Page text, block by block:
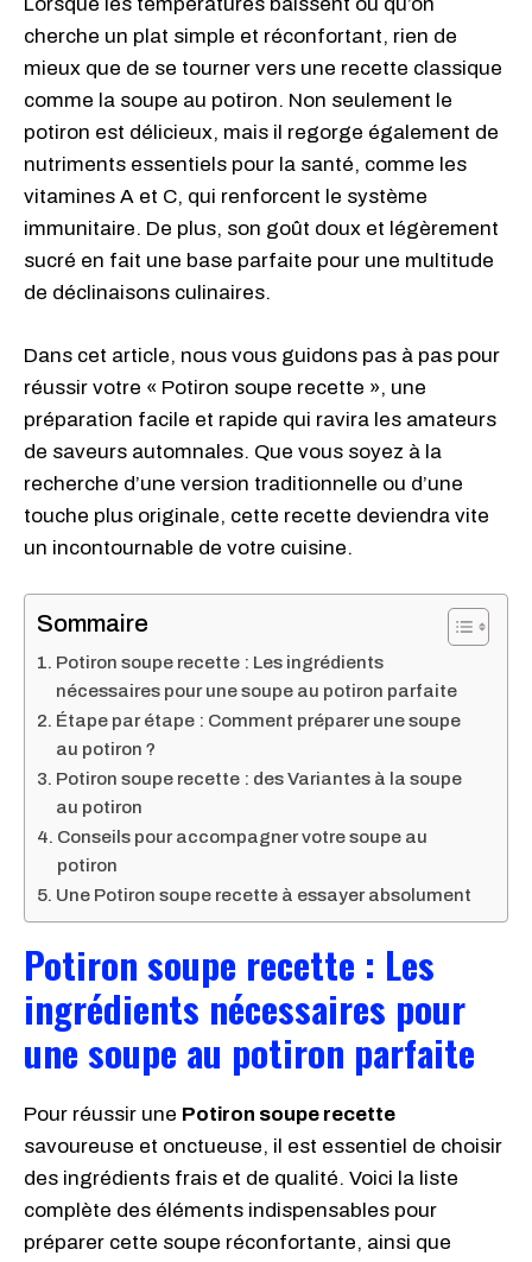
cherche un plat simple et réconfortant, rien de
mieux que de se tourner vers une recette classique
comme la soupe au potiron. Non seulement le
potiron est délicieux, mais il regorge également de
nutriments essentiels pour la santé, comme les
vitamines A et C, qui renforcent le système
immunitaire. De plus, son goût doux et légèrement
sucré en fait une base parfaite pour une multitude
de déclinaisons culinaires.
Dans cet article, nous vous guidons pas à pas pour
réussir votre « Potiron soupe recette », une
préparation facile et rapide qui ravira les amateurs
de saveurs automnales. Que vous soyez à la
recherche d’une version traditionnelle ou d’une
touche plus originale, cette recette deviendra vite
un incontournable de votre cuisine.
Sommaire
Potiron soupe recette : Les ingrédients
nécessaires pour une soupe au potiron parfaite
Étape par étape : Comment préparer une soupe
au potiron ?
Potiron soupe recette : des Variantes à la soupe
au potiron
Conseils pour accompagner votre soupe au
potiron
Une Potiron soupe recette à essayer absolument
Potiron soupe recette : Les
ingrédients nécessaires pour
une soupe au potiron parfaite
Pour réussir une Potiron soupe recette
savoureuse et onctueuse, il est essentiel de choisir
des ingrédients frais et de qualité. Voici la liste
complète des éléments indispensables pour
préparer cette soupe réconfortante, ainsi que